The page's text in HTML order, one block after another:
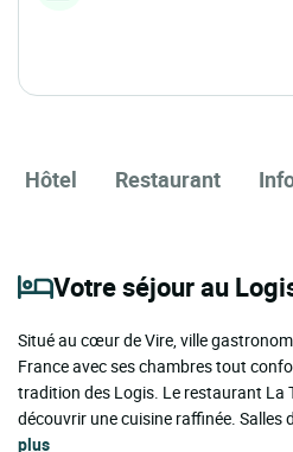
Hôtel Restaurant
Votre séjour au
Situé au cœur de Vire, ville
France avec ses chambres tout
tradition des Logis. Le restaurant La
découvrir une cuisine raffinée. Salles
plus